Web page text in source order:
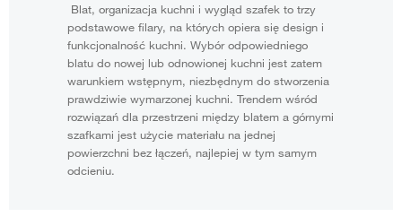
Blat, organizacja kuchni i wygląd szafek to trzy
podstawowe filary, na których opiera się design i
funkcjonalność kuchni. Wybór odpowiedniego
blatu do nowej lub odnowionej kuchni jest zatem
warunkiem wstępnym, niezbędnym do stworzenia
prawdziwie wymarzonej kuchni. Trendem wśród
rozwiązań dla przestrzeni między blatem a górnymi
szafkami jest użycie materiału na jednej
powierzchni bez łączeń, najlepiej w tym samym
odcieniu.